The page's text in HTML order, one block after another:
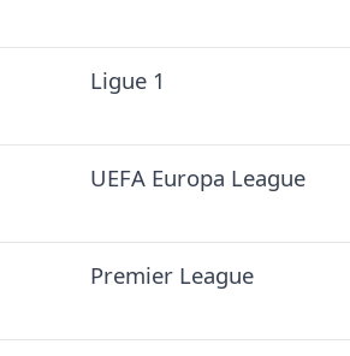
Ligue 1
UEFA Europa League
Premier League